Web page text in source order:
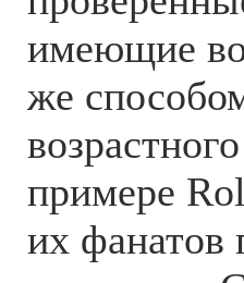
имеющие
же
примере
их фанатов